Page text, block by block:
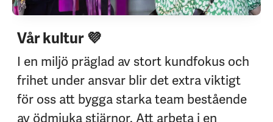
Vår kultur 💜
I en miljö präglad av stort kundfokus och
frihet under ansvar blir det extra viktigt
för oss att bygga starka team bestående
av ödmjuka stjärnor. Att arbeta i en